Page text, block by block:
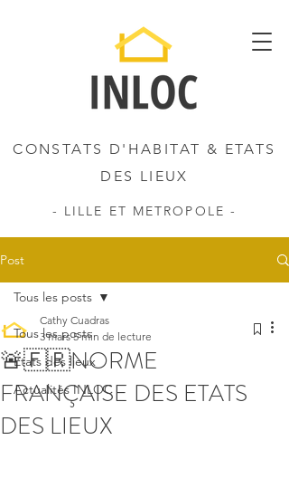
CONSTATS D'HABITAT & ETATS
DES LIEUX
- LILLE ET METROPOLE -
Post
Tous les posts
Etats des lieux
Actualités INLOC
Tous les posts
🚨🇫🇷NORME
FRANÇAISE DES ETATS
DES LIEUX
Cathy Cuadras
3 mars 5 min de lecture